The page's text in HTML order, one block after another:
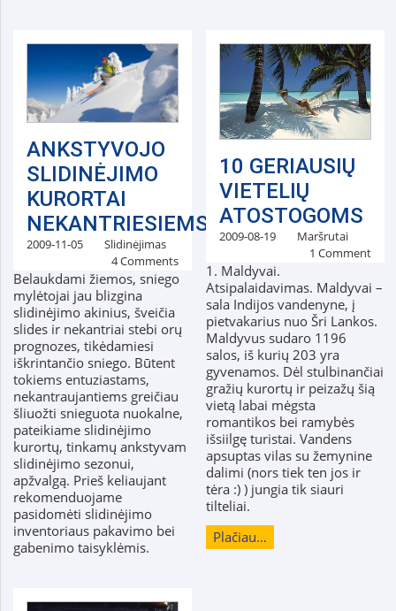
ANKSTYVOJO
SLIDINĖJIMO
KURORTAI
NEKANTRIESIEMS
2009-11-05
Slidinėjimas
4 Comments
Belaukdami žiemos, sniego
mylėtojai jau blizgina
slidinėjimo akinius, šveičia
slides ir nekantriai stebi orų
prognozes, tikėdamiesi
iškrintančio sniego. Būtent
tokiems entuziastams,
nekantraujantiems greičiau
šliuožti snieguota nuokalne,
pateikiame slidinėjimo
kurortų, tinkamų ankstyvam
slidinėjimo sezonui,
apžvalgą. Prieš keliaujant
rekomenduojame
pasidomėti slidinėjimo
inventoriaus pakavimo bei
gabenimo taisyklėmis.
10 GERIAUSIŲ
VIETELIŲ
ATOSTOGOMS
2009-08-19
Maršrutai
1 Comment
1. Maldyvai.
Atsipalaidavimas. Maldyvai –
sala Indijos vandenyne, į
pietvakarius nuo Šri Lankos.
Maldyvus sudaro 1196
salos, iš kurių 203 yra
gyvenamos. Dėl stulbinančiai
gražių kurortų ir peizažų šią
vietą labai mėgsta
romantikos bei ramybės
išsiilgę turistai. Vandens
apsuptas vilas su žemynine
dalimi (nors tiek ten jos ir
tėra :) ) jungia tik siauri
tilteliai.
Plačiau…